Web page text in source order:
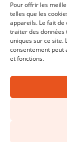
Pour offrir les
telles que les
appareils. Le fait
traiter des données
uniques sur ce site.
consentement peut
et fonctions.
AUTRES
Mentions
Politiques de